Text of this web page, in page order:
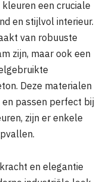
een cruciale
en stijlvol interieur.
van robuuste
zijn, maar ook een
Deze materialen
passen perfect bij
zijn er enkele
en elegantie